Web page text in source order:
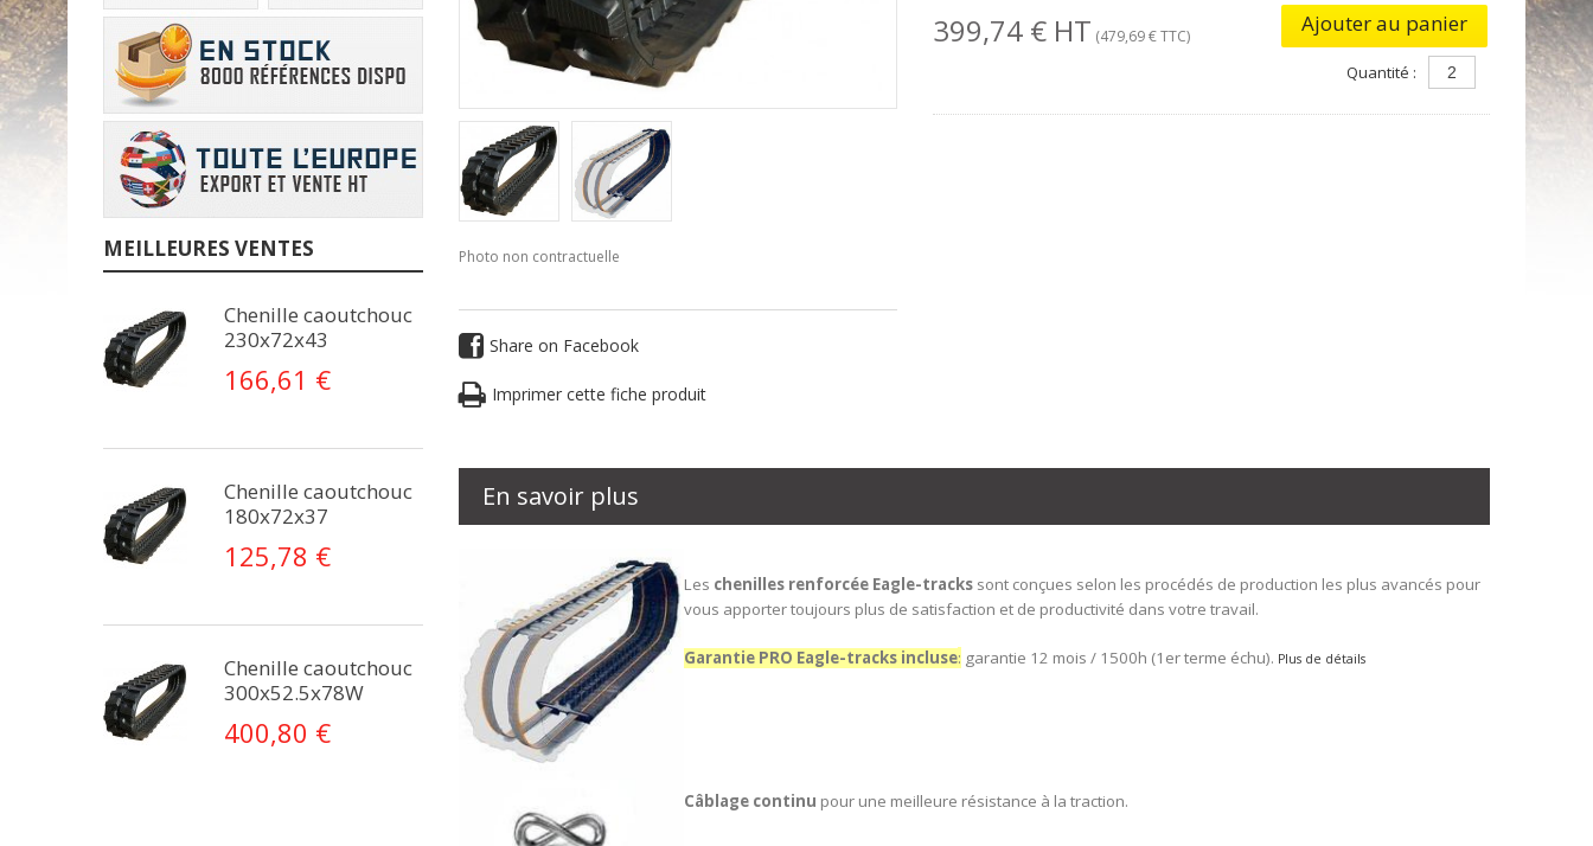
MEILLEURES VENTES
Chenille caoutchouc
230x72x43
166,61 €
Chenille caoutchouc
180x72x37
125,78 €
Chenille caoutchouc
300x52.5x78W
400,80 €
Photo non contractuelle
Share on Facebook
Imprimer cette fiche produit
399,74 € HT (479,69 € TTC) Ajouter au panier
Quantité :
En savoir plus
Les chenilles renforcée Eagle-tracks sont conçues selon les procédés de production les plus avancés pour
vous apporter toujours plus de satisfaction et de productivité dans votre travail.
Garantie PRO Eagle-tracks incluse: garantie 12 mois / 1500h (1er terme échu). Plus de détails
Câblage continu pour une meilleure résistance à la traction.